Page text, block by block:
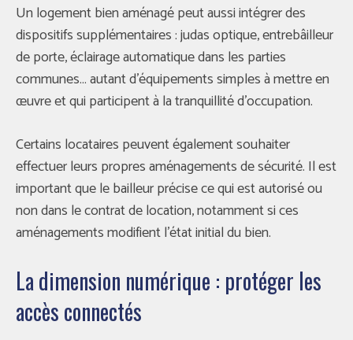
Un logement bien aménagé peut aussi intégrer des
dispositifs supplémentaires : judas optique, entrebâilleur
de porte, éclairage automatique dans les parties
communes… autant d’équipements simples à mettre en
œuvre et qui participent à la tranquillité d’occupation.
Certains locataires peuvent également souhaiter
effectuer leurs propres aménagements de sécurité. Il est
important que le bailleur précise ce qui est autorisé ou
non dans le contrat de location, notamment si ces
aménagements modifient l’état initial du bien.
La dimension numérique : protéger les
accès connectés